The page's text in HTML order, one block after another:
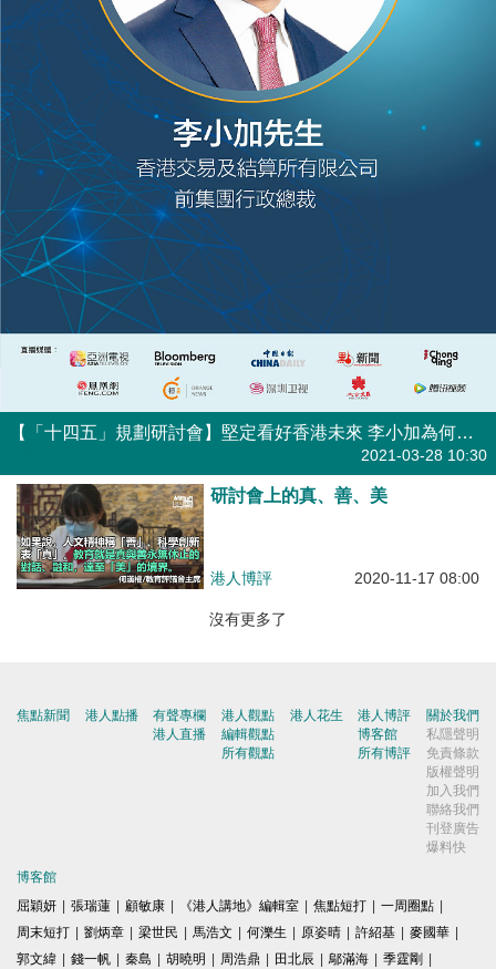
【「十四五」規劃研討會】堅定看好香港未來 李小加為何對香港咁有信心？
2021-03-28 10:30
研討會上的真、善、美
港人博評 2020-11-17 08:00
沒有更多了
焦點新聞 港人點播
有聲專欄
港人直播
港人觀點
編輯觀點
所有觀點
港人花生
港人博評
博客館
所有博評
關於我們
私隱聲明
免責條款
版權聲明
加入我們
聯絡我們
刊登廣告
爆料快
博客館
屈穎妍 | 張瑞蓮 | 顧敏康 | 《港人講地》編輯室 | 焦點短打 | 一周圈點 |
周末短打 | 劉炳章 | 梁世民 | 馬浩文 | 何濼生 | 原姿晴 | 許紹基 | 麥國華 |
郭文緯 | 錢一帆 | 秦島 | 胡曉明 | 周浩鼎 | 田北辰 | 鄔滿海 | 季霆剛 |